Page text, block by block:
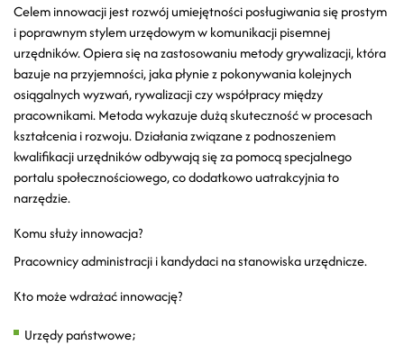
Celem innowacji jest rozwój umiejętności posługiwania się prostym
i poprawnym stylem urzędowym w komunikacji pisemnej
urzędników. Opiera się na zastosowaniu metody grywalizacji, która
bazuje na przyjemności, jaka płynie z pokonywania kolejnych
osiągalnych wyzwań, rywalizacji czy współpracy między
pracownikami. Metoda wykazuje dużą skuteczność w procesach
kształcenia i rozwoju. Działania związane z podnoszeniem
kwalifikacji urzędników odbywają się za pomocą specjalnego
portalu społecznościowego, co dodatkowo uatrakcyjnia to
narzędzie.
Komu służy innowacja?
Pracownicy administracji i kandydaci na stanowiska urzędnicze.
Kto może wdrażać innowację?
Urzędy państwowe;